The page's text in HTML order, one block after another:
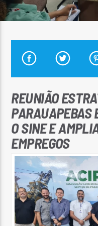
REUNIÃO
PARAUAPEBAS
O SINE E
EMPREGOS